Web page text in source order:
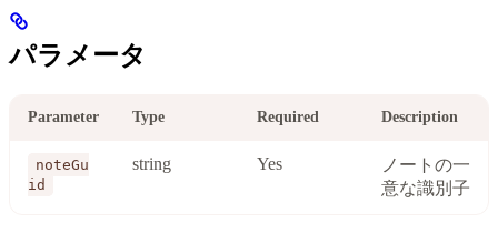
パラメータ
Parameter Type Required Description
noteGu
id
string Yes
ノートの一
意な識別子